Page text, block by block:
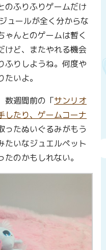
のふりふりゲームだけ
ュールが全く分からな
ゃんとのゲームは暫く
けど、またやれる機会
ふりしようね。何度や
いよ。
数週間前の「サンリオ
したり、ゲームコーナ
ったぬいぐるみがもう
たいなジュエルペット
のかもしれない。